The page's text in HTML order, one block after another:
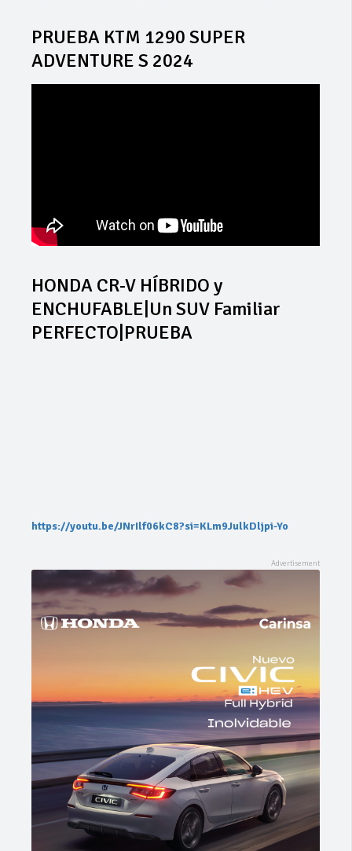
PRUEBA KTM 1290 SUPER
ADVENTURE S 2024
HONDA CR-V HÍBRIDO y
ENCHUFABLE|Un SUV Familiar
PERFECTO|PRUEBA
https://youtu.be/JNrIlf06kC8?si=KLm9JulkDljpi-Yo